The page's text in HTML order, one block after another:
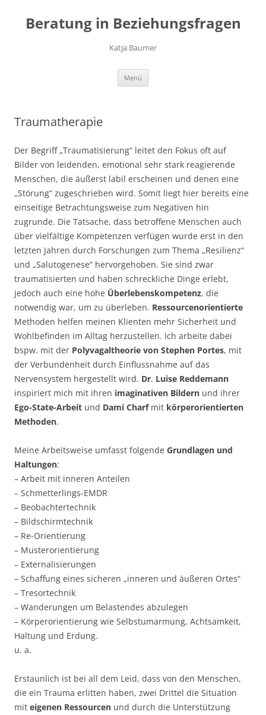
springen
Beratung in Beziehungsfragen
Katja Baumer
Menü
Traumatherapie
Der Begriff „Traumatisierung“ leitet den Fokus oft auf
Bilder von leidenden, emotional sehr stark reagierende
Menschen, die äußerst labil erscheinen und denen eine
„Störung“ zugeschrieben wird. Somit liegt hier bereits eine
einseitige Betrachtungsweise zum Negativen hin
zugrunde. Die Tatsache, dass betroffene Menschen auch
über vielfältige Kompetenzen verfügen wurde erst in den
letzten Jahren durch Forschungen zum Thema „Resilienz“
und „Salutogenese“ hervorgehoben. Sie sind zwar
traumatisierten und haben schreckliche Dinge erlebt,
jedoch auch eine hohe Überlebenskompetenz, die
notwendig war, um zu überleben. Ressourcenorientierte
Methoden helfen meinen Klienten mehr Sicherheit und
Wohlbefinden im Alltag herzustellen. Ich arbeite dabei
bspw. mit der Polyvagaltheorie von Stephen Portes, mit
der Verbundenheit durch Einflussnahme auf das
Nervensystem hergestellt wird. Dr. Luise Reddemann
inspiriert mich mit ihren imaginativen Bildern und ihrer
Ego-State-Arbeit und Dami Charfmit körperorientierten
Methoden.
Meine Arbeitsweise umfasst folgende Grundlagen und
Haltungen:
– Arbeit mit inneren Anteilen
– Schmetterlings-EMDR
– Beobachtertechnik
– Bildschirmtechnik
– Re-Orientierung
– Musterorientierung
– Externalisierungen
– Schaffung eines sicheren „inneren und äußeren Ortes“
– Tresortechnik
– Wanderungen um Belastendes abzulegen
– Körperorientierung wie Selbstumarmung, Achtsamkeit,
Haltung und Erdung.
u. a.
Erstaunlich ist bei all dem Leid, dass von den Menschen,
die ein Trauma erlitten haben, zwei Drittel die Situation
mit eigenen Ressourcen und durch die Unterstützung